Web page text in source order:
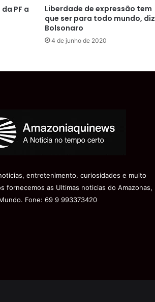
PF a
Liberdade de expressão tem
que ser para todo mundo, diz
Bolsonaro
4 de junho de 2020
entretenimento, curiosidades e muito
fornecemos as Ultimas noticias do Amazonas,
Fone: 69 9 993373420